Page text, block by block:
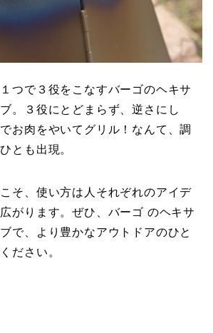
つで３役をこなすバーゴのヘキサ
。３役にとどまらず、逆さにし
お肉をやいてグリル！なんて、調
とも出現。
そ、使い方は人それぞれのアイデ
がります。ぜひ、バーゴ のヘキサ
で、より豊かなアウトドアのひと
ださい。